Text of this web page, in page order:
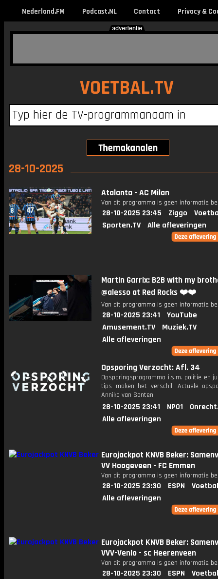
Nederland.FM Podcast.NL Contact Privacy &
VOETBAL.TV
28-10-2025
Atalanta - AC Milan
Van dit programma is geen informatie
28-10-2025 23:45 Ziggo
Sporten.TV
Alle afleveringen
Martin Garrix: B2B with my
@alesso at Red Rocks ❤️❤️
Van dit programma is geen informatie
28-10-2025 23:41
YouTube
Amusement.TV
Muziek.TV
Alle afleveringen
Opsporing Verzocht: Afl. 34
Opsporingsprogramma i.s.m. politie en
tips maken het verschil! Actuele
Anniko van Santen.
28-10-2025 23:41 NPO1
Alle afleveringen
Eurojackpot KNVB Beker:
VV Hoogeveen - FC Emmen
Van dit programma is geen informatie
28-10-2025 23:30 ESPN
Alle afleveringen
Eurojackpot KNVB Beker:
VVV-Venlo - sc Heerenveen
Van dit programma is geen informatie
28-10-2025 23:30 ESPN